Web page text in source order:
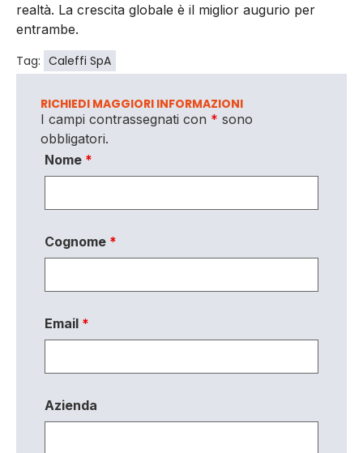
realtà. La crescita globale è il miglior augurio per
entrambe.
Tag: Caleffi SpA
RICHIEDI MAGGIORI INFORMAZIONI
I campi contrassegnati con * sono
obbligatori.
Nome *
Cognome *
Email *
Azienda